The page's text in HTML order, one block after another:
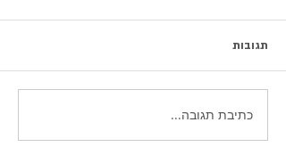
תגובות
כתיבת תגובה...